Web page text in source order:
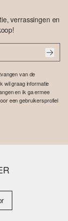
verrassingen en
van de
wil graag informatie
en ik ga ermee
een gebruikersprofiel